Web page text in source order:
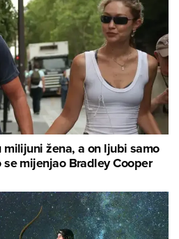
žena, a on ljubi samo
mijenjao Bradley Cooper